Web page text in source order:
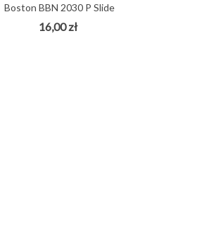
Boston BBN 2030 P Slide
gitarowy...
16,00 zł